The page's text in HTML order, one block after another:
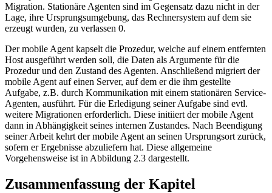
Migration. Stationäre Agenten sind im Gegensatz dazu nicht in der
Lage, ihre Ursprungsumgebung, das Rechnersystem auf dem sie
erzeugt wurden, zu verlassen 0.
Der mobile Agent kapselt die Prozedur, welche auf einem entfernten
Host ausgeführt werden soll, die Daten als Argumente für die
Prozedur und den Zustand des Agenten. Anschließend migriert der
mobile Agent auf einen Server, auf dem er die ihm gestellte
Aufgabe, z.B. durch Kommunikation mit einem stationären Service-
Agenten, ausführt. Für die Erledigung seiner Aufgabe sind evtl.
weitere Migrationen erforderlich. Diese initiiert der mobile Agent
dann in Abhängigkeit seines internen Zustandes. Nach Beendigung
seiner Arbeit kehrt der mobile Agent an seinen Ursprungsort zurück,
sofern er Ergebnisse abzuliefern hat. Diese allgemeine
Vorgehensweise ist in Abbildung 2.3 dargestellt.
Zusammenfassung der Kapitel